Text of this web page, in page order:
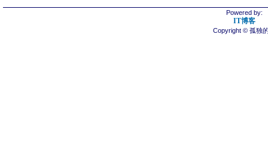
Powered by:
IT博客
Copyright © 孤独